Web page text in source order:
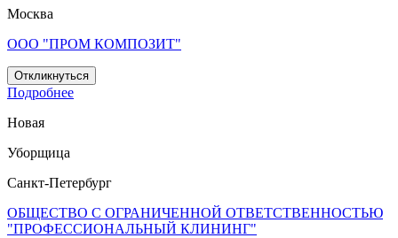
Москва
ООО "ПРОМ КОМПОЗИТ"
Откликнуться
Подробнее
Новая
Уборщица
Санкт-Петербург
ОБЩЕСТВО С ОГРАНИЧЕННОЙ ОТВЕТСТВЕННОСТЬЮ
"ПРОФЕССИОНАЛЬНЫЙ КЛИНИНГ"